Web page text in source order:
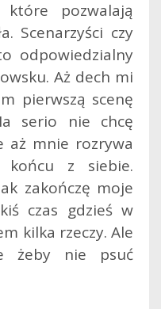
pozwalają
Scenarzyści czy
odpowiedzialny
Aż dech mi
pierwszą scenę
serio nie chcę
aż mnie rozrywa
z siebie.
zakończę moje
czas gdzieś w
kilka rzeczy. Ale
żeby nie psuć